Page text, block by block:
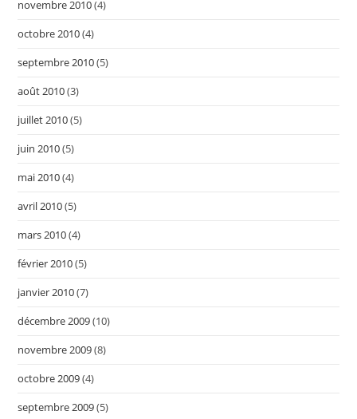
novembre 2010(4)
octobre 2010(4)
septembre 2010(5)
août 2010(3)
juillet 2010(5)
juin 2010(5)
mai 2010(4)
avril 2010(5)
mars 2010(4)
février 2010(5)
janvier 2010(7)
décembre 2009(10)
novembre 2009(8)
octobre 2009(4)
septembre 2009(5)